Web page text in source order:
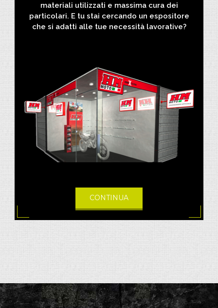
materiali utilizzati e massima cura dei
particolari. E tu stai cercando un espositore
che si adatti alle tue necessità lavorative?
CONTINUA